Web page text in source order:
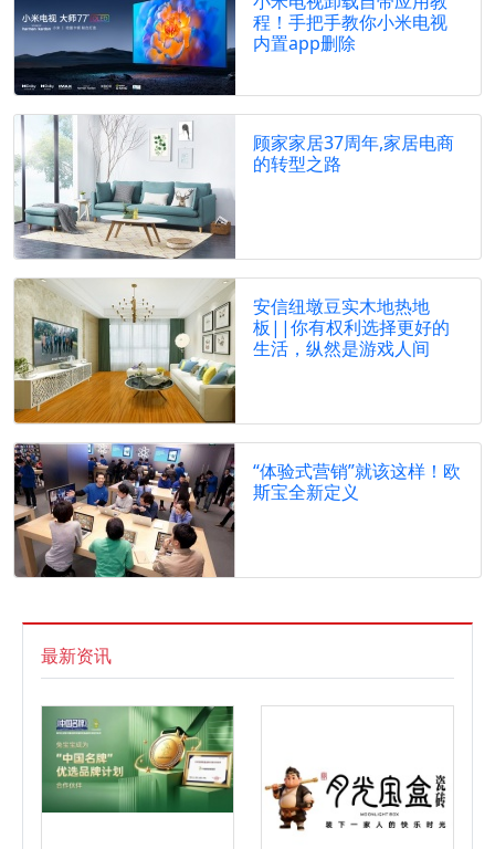
程！手把手教你小米电视
内置app删除
顾家家居37周年,家居电商
的转型之路
安信纽墩豆实木地热地
板||你有权利选择更好的
生活，纵然是游戏人间
“体验式营销”就该这样！欧
斯宝全新定义
最新资讯